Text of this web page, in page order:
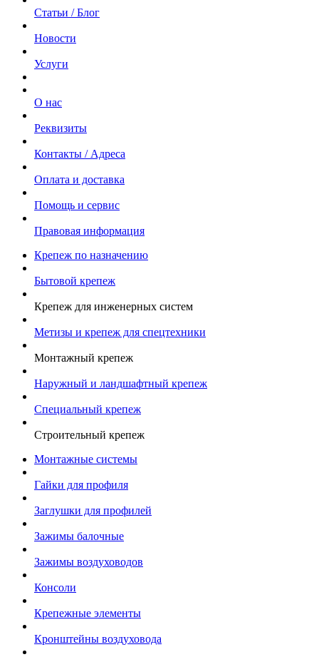
Статьи / Блог
Новости
Услуги
О нас
Реквизиты
Контакты / Адреса
Оплата и доставка
Помощь и сервис
Правовая информация
Крепеж по назначению
Бытовой крепеж
Крепеж для инженерных систем
Метизы и крепеж для спецтехники
Монтажный крепеж
Наружный и ландшафтный крепеж
Специальный крепеж
Строительный крепеж
Монтажные системы
Гайки для профиля
Заглушки для профилей
Зажимы балочные
Зажимы воздуховодов
Консоли
Крепежные элементы
Кронштейны воздуховода